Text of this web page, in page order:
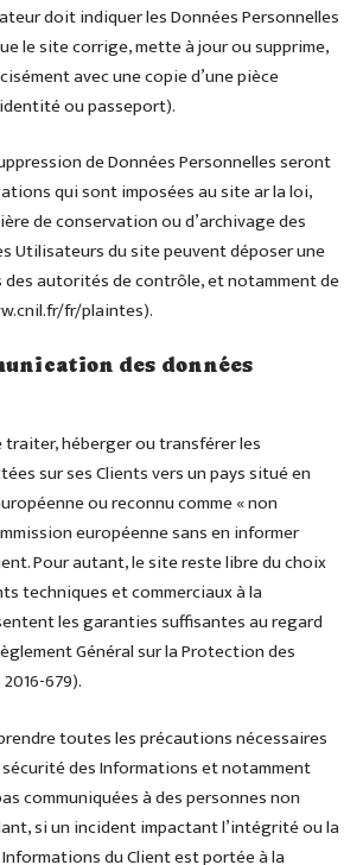
doit indiquer les Données Personnelles
le site corrige, mette à jour ou supprime,
avec une copie d’une pièce
ou passeport).
de Données Personnelles seront
qui sont imposées au site ar la loi,
de conservation ou d’archivage des
Utilisateurs du site peuvent déposer une
autorités de contrôle, et notamment de
fr/plaintes).
des données
traiter, héberger ou transférer les
sur ses Clients vers un pays situé en
ou reconnu comme « non
européenne sans en informer
Pour autant, le site reste libre du choix
techniques et commerciaux à la
les garanties suffisantes au regard
Général sur la Protection des
679).
toutes les précautions nécessaires
des Informations et notamment
communiquées à des personnes non
si un incident impactant l’intégrité ou la
du Client est portée à la